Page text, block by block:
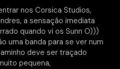
nos Corsica Studios,
a sensação imediata
quando vi os Sunn O)))
uma banda para se ver num
deve ser traçado
pequena,